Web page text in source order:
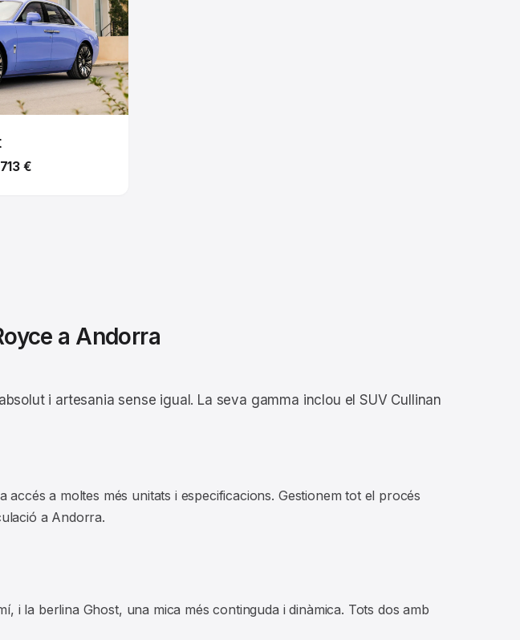
€
a Andorra
i artesania sense igual. La seva gamma inclou el SUV Cullinan
a moltes més unitats i especificacions. Gestionem tot el procés
a Andorra.
i la berlina Ghost, una mica més continguda i dinàmica. Tots dos amb